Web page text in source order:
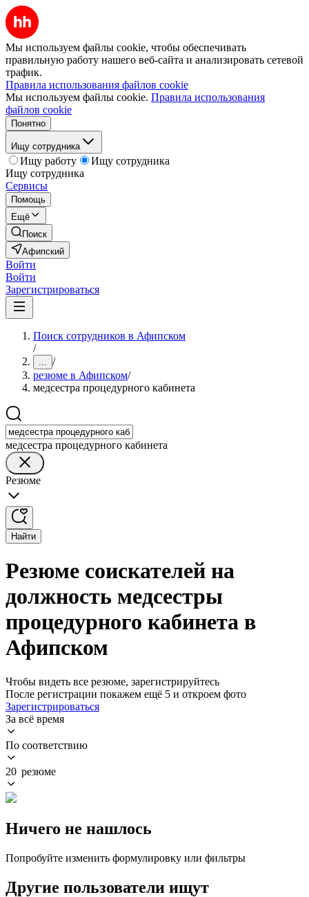
Мы используем файлы cookie, чтобы обеспечивать
правильную работу нашего веб-сайта и анализировать сетевой
трафик.
Правила использования файлов cookie
Мы используем файлы cookie. Правила использования
файлов cookie
Понятно
Ищу сотрудника
Ищу работу
Ищу сотрудника
Ищу сотрудника
Сервисы
Помощь
Ещё
Поиск
Афипский
Войти
Войти
Зарегистрироваться
Поиск сотрудников в Афипском
/
... /
резюме в Афипском/
медсестра процедурного кабинета
медсестра процедурного кабинета
Резюме
Найти
Резюме соискателей на
должность медсестры
процедурного кабинета в
Афипском
Чтобы видеть все резюме, зарегистрируйтесь
После регистрации покажем ещё 5 и откроем фото
Зарегистрироваться
За всё время
По соответствию
20 резюме
Ничего не нашлось
Попробуйте изменить формулировку или фильтры
Другие пользователи ищут